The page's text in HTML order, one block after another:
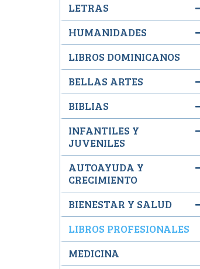
LETRAS
HUMANIDADES
LIBROS DOMINICANOS
BELLAS ARTES
BIBLIAS
INFANTILES Y
JUVENILES
AUTOAYUDA Y
CRECIMIENTO
BIENESTAR Y SALUD
LIBROS PROFESIONALES
MEDICINA